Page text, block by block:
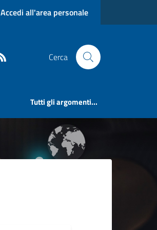
Accedi all'area personale
Cerca
Tutti gli argomenti...